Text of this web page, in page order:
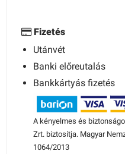
Fizetés
Utánvét
Banki előreutalás
Bankkártyás fizetés
A kényelmes és
Zrt. biztosítja. Magyar
1064/2013